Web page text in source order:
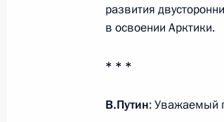
Владимир Путин
о привилегиях и
развития
в освоении Арктики.
* * *
В.Путин: Уважаемый